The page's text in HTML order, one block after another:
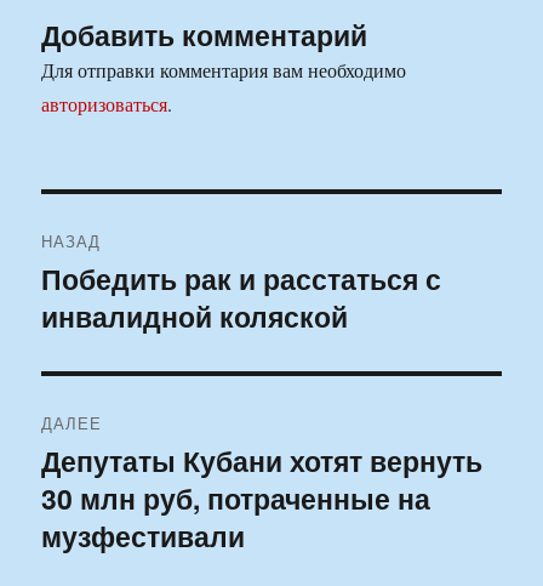
Добавить комментарий
Для отправки комментария вам необходимо
авторизоваться.
по
записям
НАЗАД
Предыдущая
запись:
Победить рак и расстаться с
инвалидной коляской
ДАЛЕЕ
Следующая
запись:
Депутаты Кубани хотят вернуть
30 млн руб, потраченные на
музфестивали